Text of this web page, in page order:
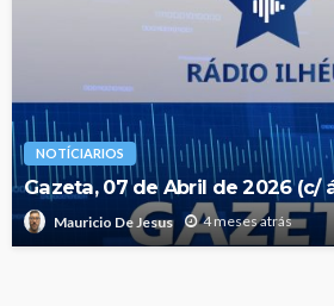
NOTÍCIARIOS
Gazeta, 07 de Abril de 2026 (c/
Mauricio De Jesus 4 meses atrás